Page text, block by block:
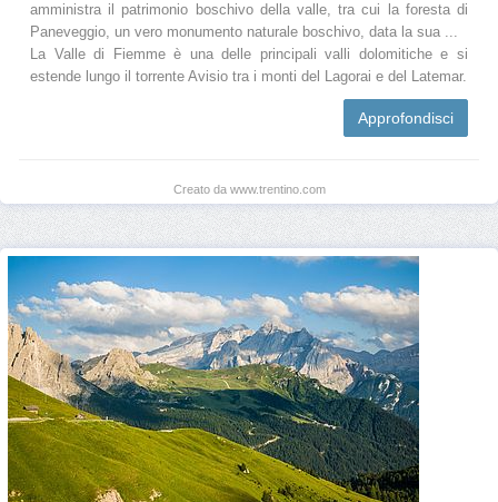
amministra il patrimonio boschivo della valle, tra cui la foresta di
Paneveggio, un vero monumento naturale boschivo, data la sua ...
La Valle di Fiemme è una delle principali valli dolomitiche e si
estende lungo il torrente Avisio tra i monti del Lagorai e del Latemar.
Approfondisci
Creato da www.trentino.com